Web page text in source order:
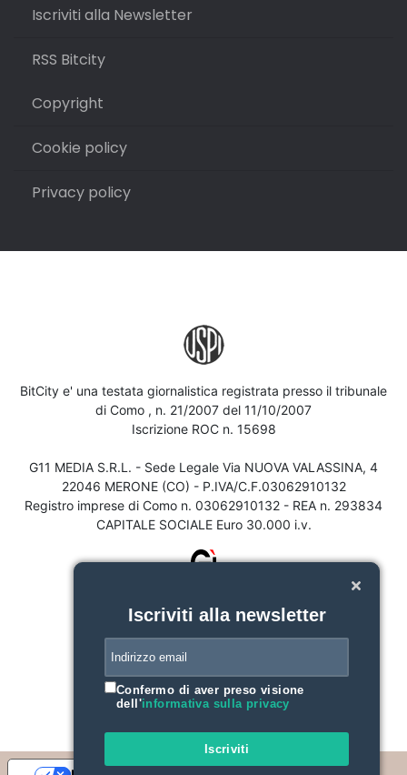
Iscriviti alla Newsletter
RSS Bitcity
Copyright
Cookie policy
Privacy policy
BitCity e' una testata giornalistica registrata presso il tribunale
di Como , n. 21/2007 del 11/10/2007
Iscrizione ROC n. 15698
G11 MEDIA S.R.L. - Sede Legale Via NUOVA VALASSINA, 4
22046 MERONE (CO) - P.IVA/C.F.03062910132
Registro imprese di Como n. 03062910132 - REA n. 293834
CAPITALE SOCIALE Euro 30.000 i.v.
Iscriviti alla newsletter
Confermo di aver preso visione
dell'informativa sulla privacy
Iscriviti